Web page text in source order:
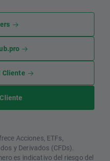
Cliente
Acciones, ETFs,
y Derivados (CFDs).
es indicativo del riesgo del